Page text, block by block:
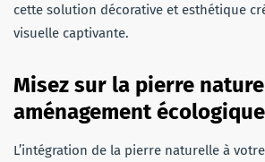
cette solution décorative et esthétique
visuelle captivante.
Misez sur la pierre
aménagement écologique
L’intégration de la pierre naturelle à